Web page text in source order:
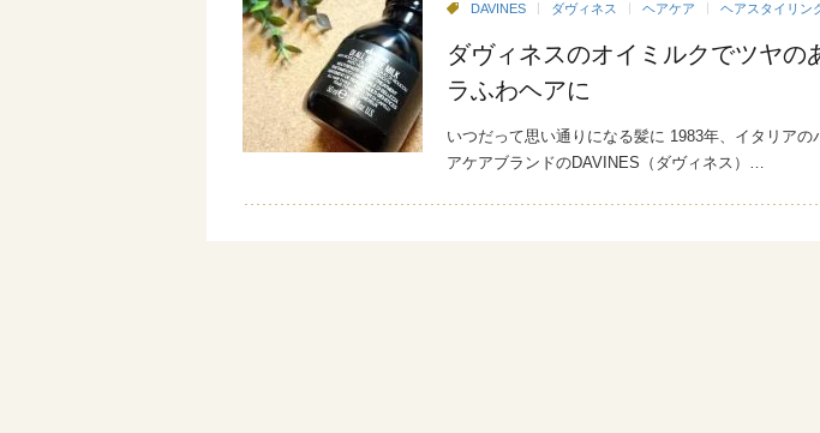
DAVINES ダヴィネス ヘアケア ヘアスタイリン
ダヴィネスのオイミルクでツヤの
ラふわヘアに
いつだって思い通りになる髪に 1983年、イタリア
アケアブランドのDAVINES（ダヴィネス）…